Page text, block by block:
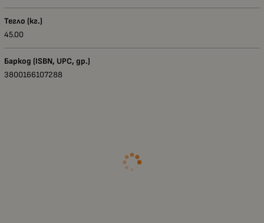
Тегло (кг.)
45.00
Баркод (ISBN, UPC, др.)
3800166107288